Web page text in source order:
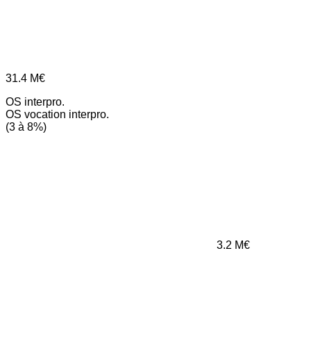
31.4 M€
OS interpro.
OS vocation interpro.
(3 à 8%)
3.2 M€